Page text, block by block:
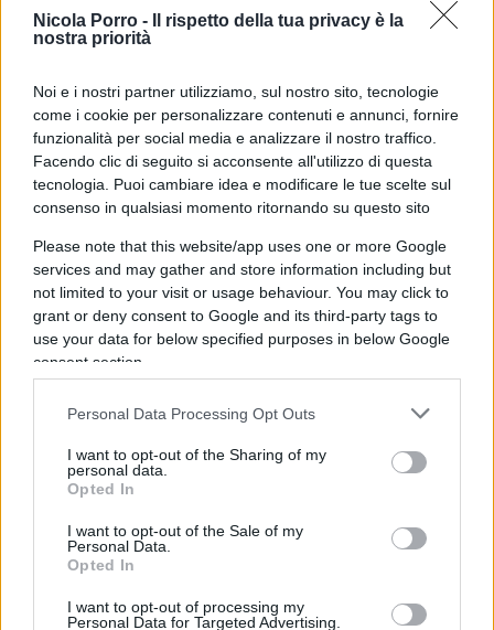
Nicola Porro -
Il rispetto della tua privacy è la
nostra priorità
Noi e i nostri partner utilizziamo, sul nostro sito, tecnologie
come i cookie per personalizzare contenuti e annunci, fornire
funzionalità per social media e analizzare il nostro traffico.
Facendo clic di seguito si acconsente all'utilizzo di questa
tecnologia. Puoi cambiare idea e modificare le tue scelte sul
consenso in qualsiasi momento ritornando su questo sito
Please note that this website/app uses one or more Google
services and may gather and store information including but
not limited to your visit or usage behaviour. You may click to
grant or deny consent to Google and its third-party tags to
use your data for below specified purposes in below Google
consent section.
Personal Data Processing Opt Outs
I want to opt-out of the Sharing of my
personal data.
Opted In
I want to opt-out of the Sale of my
Personal Data.
Opted In
I want to opt-out of processing my
Personal Data for Targeted Advertising.
In realtà, così come furono le preponderanti forze
Alleate a riportare la democrazia parlamentare nel
antivirali delle persone sane, ovvero il loro
sistema immunitario, a consentire alla nostra
società di rendere endemico e inoffensivo un
virus il quale, comunque si voglia girare la frittata,
non ha mai rappresentato un grave problema per
i soggetti cosiddetti immunocompetenti.
Il “modello Italia” ha fallito
D’altro canto,in questa intervista
, al giornalista di turno, di fronte alle
dogmatiche affermazioni dell’ex presidente del
Consiglio, non sembra sia passata neppure
nell’anticamera del cervello la domanda delle
cento pistole: per quale bizzarro caso del destino
le nazioni che si son ben guardate dall’imitare le
misure draconiane adottate dall’Italia – su tutti